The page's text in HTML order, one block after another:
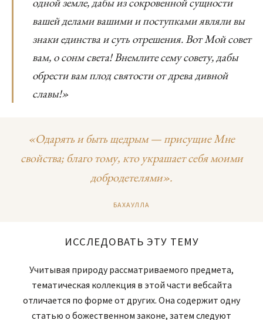
вашей делами вашими и поступками являли вы
знаки единства и суть отрешения. Вот Мой совет
вам, о сонм света! Внемлите сему совету, дабы
обрести вам плод святости от древа дивной
славы!»
«Одарять и быть щедрым — присущие Мне
свойства; благо тому, кто украшает себя моими
добродетелями».
БАХАУЛЛА
ИССЛЕДОВАТЬ ЭТУ ТЕМУ
Учитывая природу рассматриваемого предмета,
тематическая коллекция в этой части вебсайта
отличается по форме от других. Она содержит одну
статью о божественном законе, затем следуют